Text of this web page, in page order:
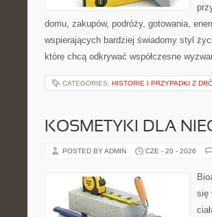
domu, zakupów, podróży, gotowania,
wspierających bardziej świadomy styl
które chcą odkrywać współczesne
CATEGORIES: HISTORIE I PRZYPADKI Z
KOSMETYKI DLA
POSTED BY ADMIN CZE - 20 - 2026
się